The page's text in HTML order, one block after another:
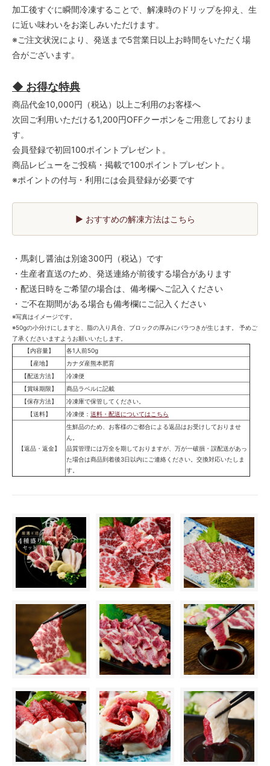
加工後すぐに瞬間冷凍することで、解凍時のドリップを抑え、生
に近い味わいをお楽しみいただけます。
※ご注文状況により、発送まで5営業日以上お時間をいただく場
合がございます。
◆ お得な特典
商品代金10,000円（税込）以上ご利用のお客様へ
次回ご利用いただける1,200円OFFクーポンをご用意しておりま
す。
会員登録で初回100ポイントプレゼント。
商品レビューをご投稿・掲載で100ポイントプレゼント。
※ポイントの付与・利用には会員登録が必要です
▶ おすすめの解凍方法はこちら
・馬刺し醤油は別途300円（税込）です
・生産者直送のため、発送連絡が前後する場合があります
・配送日時をご希望の場合は、備考欄へご記入ください
・ご不在期間がある場合も備考欄にご記入ください
※写真はイメージです。
※50gの小分けにしますと、脂の入り具合、ブロックの厚みにバラつきが生じます。 予めご
了承くださいますようお願いいたします。
【内容量】
各1人前50g
【産地】
カナダ産熊本肥育
【配送方法】
冷凍便
【賞味期限】
商品ラベルに記載
【保存方法】
冷凍庫で保管してください。
【送料】
冷凍便： 送料・配送についてはこちら
【返品・返金】
生鮮品のため、お客様のご都合による返品はお受けしておりませ
ん。
品質管理には万全を期しておりますが、万が一破損・誤配送があっ
た場合は商品到着後3日以内にご連絡ください。交換対応いたしま
す。